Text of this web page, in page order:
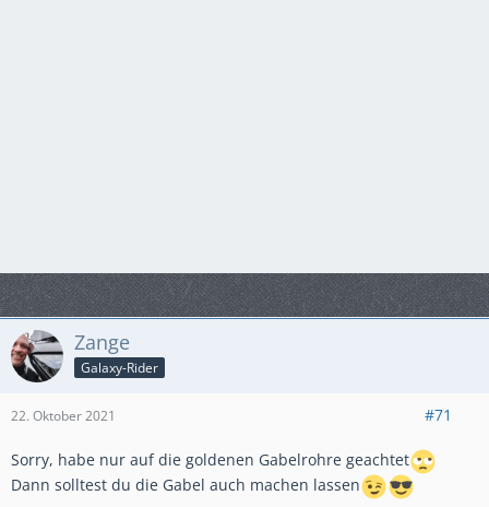
Zange
Galaxy-Rider
22. Oktober 2021 #71
Sorry, habe nur auf die goldenen Gabelrohre geachtet
Dann solltest du die Gabel auch machen lassen